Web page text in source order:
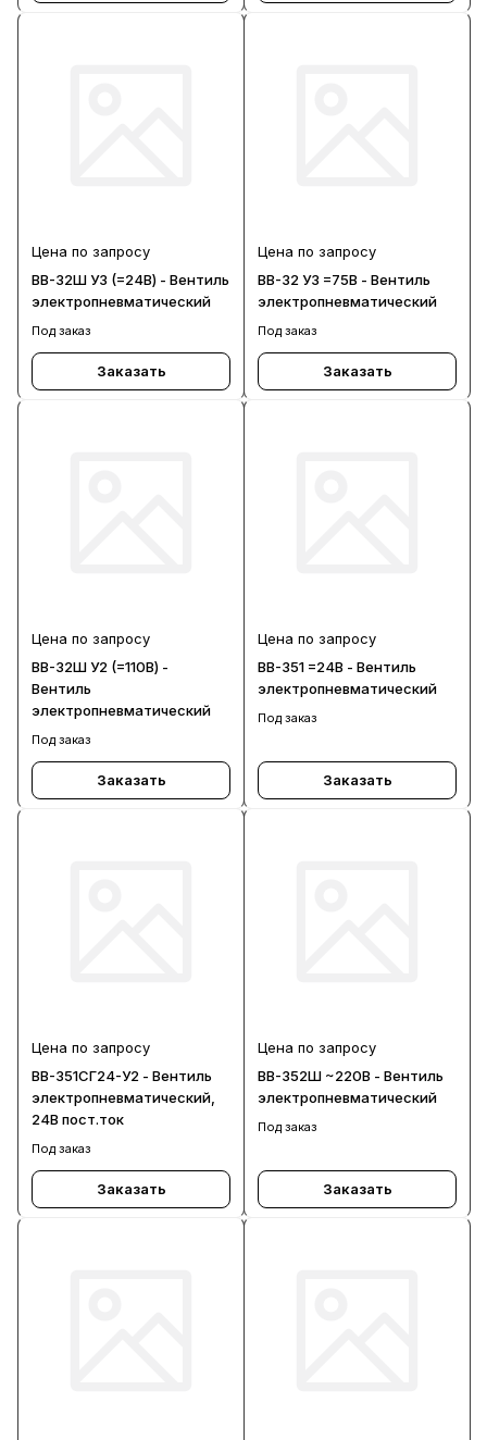
Цена по запросу
ВВ-32Ш У3 (=24В) - Вентиль
электропневматический
Под заказ
Заказать
Цена по запросу
ВВ-32 У3 =75В - Вентиль
электропневматический
Под заказ
Заказать
Цена по запросу
ВВ-32Ш У2 (=110В) -
Вентиль
электропневматический
Под заказ
Заказать
Цена по запросу
ВВ-351 =24В - Вентиль
электропневматический
Под заказ
Заказать
Цена по запросу
ВВ-351СГ24-У2 - Вентиль
электропневматический,
24В пост.ток
Под заказ
Заказать
Цена по запросу
ВВ-352Ш ~220В - Вентиль
электропневматический
Под заказ
Заказать